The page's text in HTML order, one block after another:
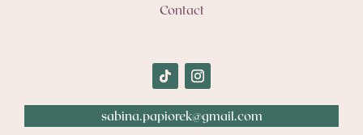
Contact
sabina.papiorek@gmail.com